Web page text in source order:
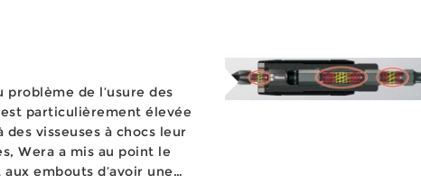
de l’usure des
particulièrement élevée
des visseuses à chocs leur
Wera a mis au point le
embouts d’avoir une